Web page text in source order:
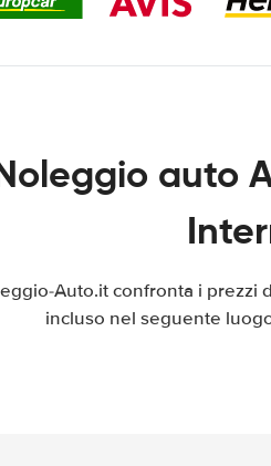
auto
Auto.it confronta i prezzi
incluso nel seguente